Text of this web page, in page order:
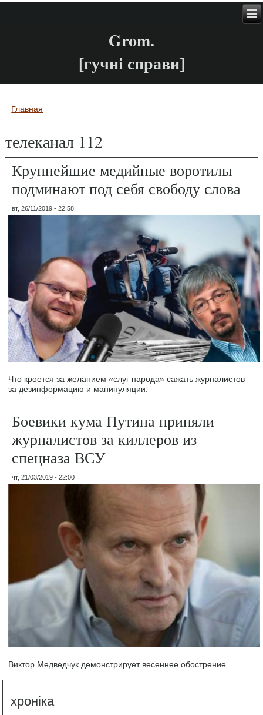
Grom.
[гучні справи]
Вы здесь
Главная
телеканал 112
Крупнейшие медийные воротилы
подминают под себя свободу слова
вт, 26/11/2019 - 22:58
Что кроется за желанием «слуг народа» сажать журналистов
за дезинформацию и манипуляции.
Боевики кума Путина приняли
журналистов за киллеров из
спецназа ВСУ
чт, 21/03/2019 - 22:00
Виктор Медведчук демонстрирует весеннее обострение.
хроніка